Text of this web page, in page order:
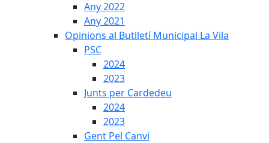
Any 2022
Any 2021
Opinions al Butlletí Municipal La Vila
PSC
2024
2023
Junts per Cardedeu
2024
2023
Gent Pel Canvi